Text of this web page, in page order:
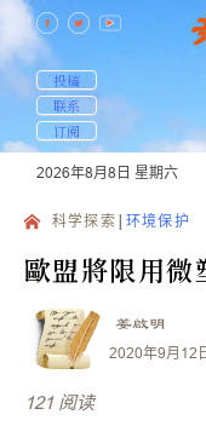
投稿
联系
订阅
2026年8月8日 星期六
科学探索 环境保护
歐盟將限用微
姜啟明
2020年9月12
121 阅读